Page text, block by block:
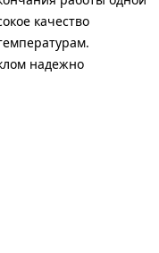
качество
надежно